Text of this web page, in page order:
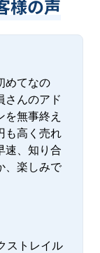
様の声
めてなの
さんのアド
無事終え
も高く売れ
速、知り合
、楽しみで
ストレイル